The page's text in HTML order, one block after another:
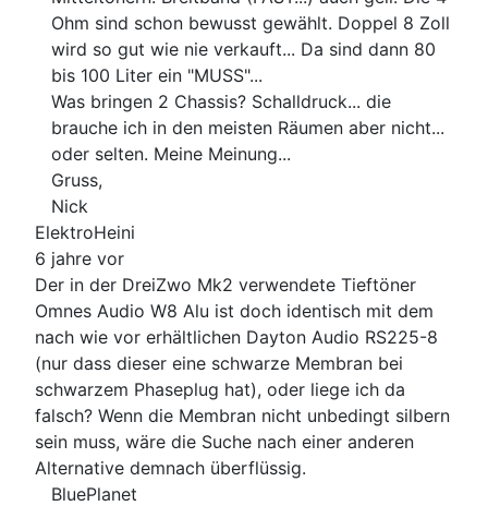
Ohm sind schon bewusst gewählt. Doppel 8 Zoll
wird so gut wie nie verkauft... Da sind dann 80
bis 100 Liter ein "MUSS"...
Was bringen 2 Chassis? Schalldruck... die
brauche ich in den meisten Räumen aber nicht...
oder selten. Meine Meinung...
Gruss,
Nick
ElektroHeini
6 jahre vor
Der in der DreiZwo Mk2 verwendete Tieftöner
Omnes Audio W8 Alu ist doch identisch mit dem
nach wie vor erhältlichen Dayton Audio RS225-8
(nur dass dieser eine schwarze Membran bei
schwarzem Phaseplug hat), oder liege ich da
falsch? Wenn die Membran nicht unbedingt silbern
sein muss, wäre die Suche nach einer anderen
Alternative demnach überflüssig.
BluePlanet